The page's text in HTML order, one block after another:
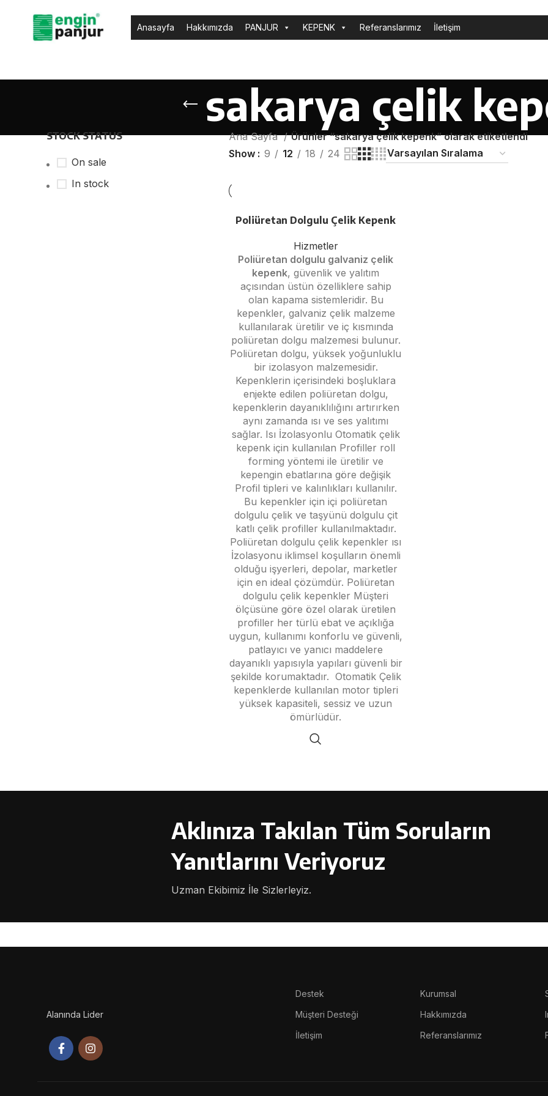
Anasayfa Hakkımızda PANJUR KEPENK Referanslarımız İletişim
sakarya çelik
STOCK STATUS
On sale
In stock
Ana Sayfa
Ürünler “sakarya çelik kepenk” olarak etiketlendi
Show
9 12 18 24
Poliüretan Dolgulu Çelik Kepenk
Hizmetler
Poliüretan dolgulu galvaniz çelik
kepenk, güvenlik ve yalıtım
açısından üstün özelliklere sahip
olan kapama sistemleridir. Bu
kepenkler, galvaniz çelik malzeme
kullanılarak üretilir ve iç kısmında
poliüretan dolgu malzemesi bulunur.
Poliüretan dolgu, yüksek yoğunluklu
bir izolasyon malzemesidir.
Kepenklerin içerisindeki boşluklara
enjekte edilen poliüretan dolgu,
kepenklerin dayanıklılığını artırırken
aynı zamanda ısı ve ses yalıtımı
sağlar. Isı İzolasyonlu Otomatik çelik
kepenk için kullanılan Profiller roll
forming yöntemi ile üretilir ve
kepengin ebatlarına göre değişik
Profil tipleri ve kalınlıkları kullanılır.
Bu kepenkler için içi poliüretan
dolgulu çelik ve taşyünü dolgulu çit
katlı çelik profiller kullanılmaktadır.
Poliüretan dolgulu çelik kepenkler ısı
İzolasyonu iklimsel koşulların önemli
olduğu işyerleri, depolar, marketler
için en ideal çözümdür. Poliüretan
dolgulu çelik kepenkler Müşteri
ölçüsüne göre özel olarak üretilen
profiller her türlü ebat ve açıklığa
uygun, kullanımı konforlu ve güvenli,
patlayıcı ve yanıcı maddelere
dayanıklı yapısıyla yapıları güvenli bir
şekilde korumaktadır. Otomatik Çelik
kepenklerde kullanılan motor tipleri
yüksek kapasiteli, sessiz ve uzun
ömürlüdür.
Aklınıza Takılan Tüm Soruların
Yanıtlarını Veriyoruz
Uzman Ekibimiz İle Sizlerleyiz.
Alanında Lider
Destek
Müşteri Desteği
İletişim
Kurumsal
Hakkımızda
Referanslarımız